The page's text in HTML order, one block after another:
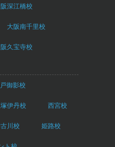
深江橋校
大阪南千里校
久宝寺校
御影校
伊丹校 西宮校
川校 姫路校